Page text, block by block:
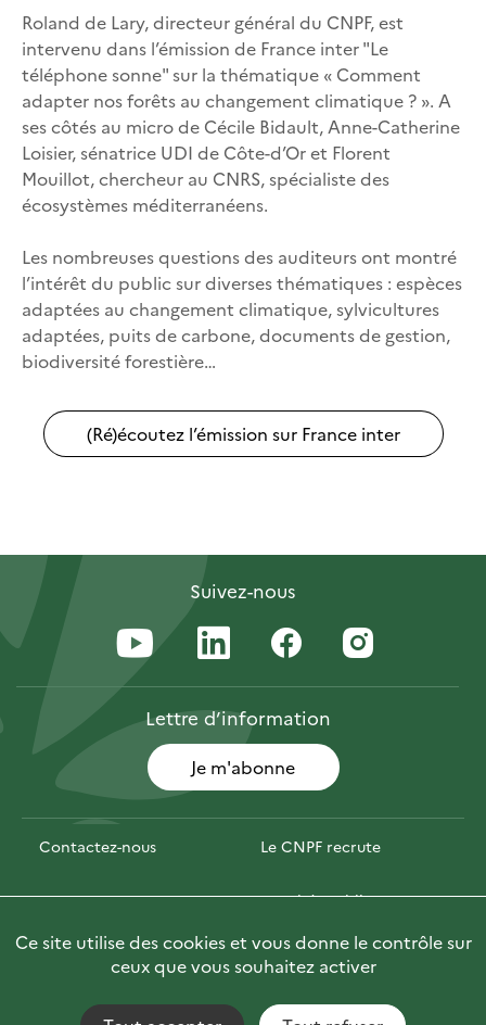
Roland de Lary, directeur général du CNPF, est
intervenu dans l’émission de France inter "Le
téléphone sonne" sur la thématique « Comment
adapter nos forêts au changement climatique ? ». A
ses côtés au micro de Cécile Bidault, Anne-Catherine
Loisier, sénatrice UDI de Côte-d’Or et Florent
Mouillot, chercheur au CNRS, spécialiste des
écosystèmes méditerranéens.
Les nombreuses questions des auditeurs ont montré
l’intérêt du public sur diverses thématiques : espèces
adaptées au changement climatique, sylvicultures
adaptées, puits de carbone, documents de gestion,
biodiversité forestière…
(Ré)écoutez l’émission sur France inter
Suivez-nous
Lettred’information
Je m'abonne
Contactez-nous Le CNPF recrute
Espace presse Marchés publics
PhotoFor Briefly in English
Ce site utilise des cookies et vous donne le contrôle sur
ceux que vous souhaitez activer